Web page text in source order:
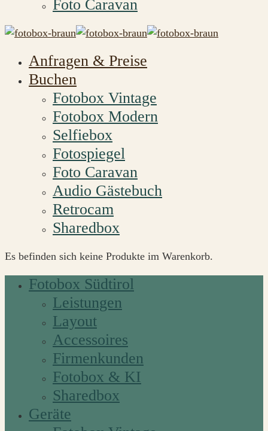
Foto Caravan
Anfragen & Preise
Buchen
Fotobox Vintage
Fotobox Modern
Selfiebox
Fotospiegel
Foto Caravan
Audio Gästebuch
Retrocam
Sharedbox
Es befinden sich keine Produkte im Warenkorb.
Fotobox Südtirol
Leistungen
Layout
Accessoires
Firmenkunden
Fotobox & KI
Sharedbox
Geräte